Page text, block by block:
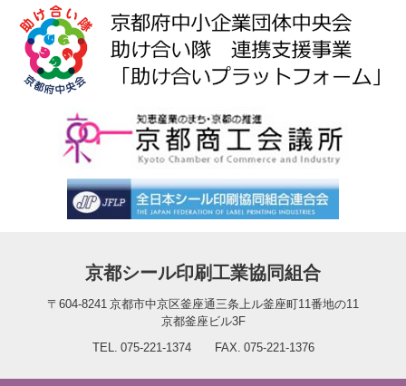
京都シール印刷工業協同組合
〒604-8241 京都市中京区釜座通三条上ル釜座町11番地の11
京都釜座ビル3F
TEL. 075-221-1374 FAX. 075-221-1376